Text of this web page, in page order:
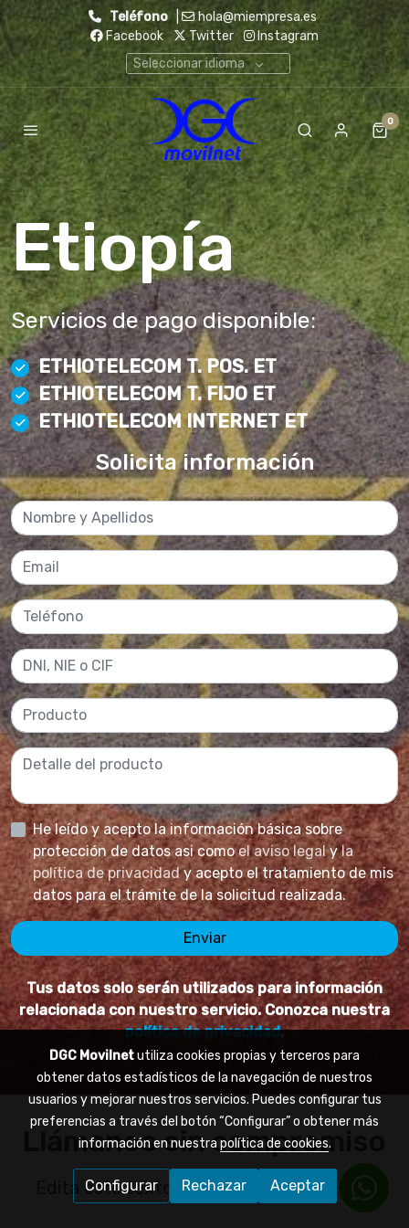
Teléfono|
hola@miempresa.es
Facebook
Twitter
Instagram
Seleccionar idioma
0
Etiopía
Servicios de pago disponible:
ETHIOTELECOM T. POS. ET
ETHIOTELECOM T. FIJO ET
ETHIOTELECOM INTERNET ET
Solicita información
He leído y acepto la información básica sobre
protección de datos asi comoel aviso legalyla
política de privacidady acepto el tratamiento de mis
datos para el trámite de la solicitud realizada.
Enviar
Tus datos solo serán utilizados para información
relacionada con nuestro servicio. Conozca nuestra
política de privacidad.
Llámanos sin compromiso
Edita este texto con tu propio contenido
DGC Movilnetutiliza cookies propias y terceros para
obtener datos estadísticos de la navegación de nuestros
usuarios y mejorar nuestros servicios. Puedes configurar tus
preferencias a través del botón “Configurar” o obtener más
información en nuestrapolítica de cookies.
Configurar Rechazar Aceptar